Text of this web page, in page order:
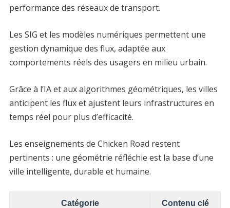
performance des réseaux de transport.
Les SIG et les modèles numériques permettent une
gestion dynamique des flux, adaptée aux
comportements réels des usagers en milieu urbain.
Grâce à l’IA et aux algorithmes géométriques, les villes
anticipent les flux et ajustent leurs infrastructures en
temps réel pour plus d’efficacité.
Les enseignements de Chicken Road restent
pertinents : une géométrie réfléchie est la base d’une
ville intelligente, durable et humaine.
Catégorie Contenu clé